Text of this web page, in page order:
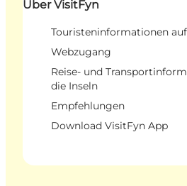
Über VisitFyn
Touristeninformationen
Webzugang
Reise- und
die Inseln
Empfehlungen
Download VisitFyn App